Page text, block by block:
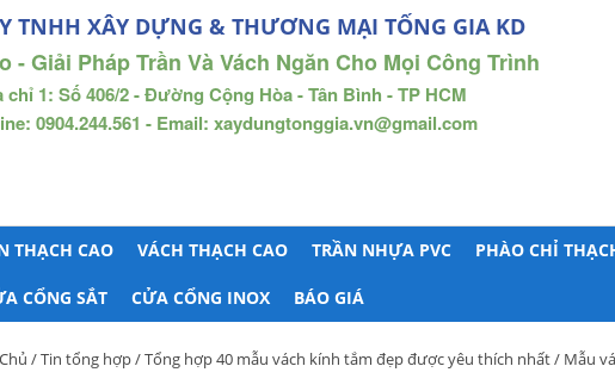
TNHH XÂY DỰNG & THƯƠNG MẠI TỐNG GIA KD
- Giải Pháp Trần Và Vách Ngăn Cho Mọi Công Trình
chỉ 1: Số 406/2 - Đường Cộng Hòa - Tân Bình - TP HCM
0904.244.561 - Email: xaydungtonggia.vn@gmail.com
THẠCH CAO VÁCH THẠCH CAO TRẦN NHỰA PVC PHÀO CHỈ
CỔNG SẮT CỬA CỔNG INOX BÁO GIÁ
/Tin tổng hợp/Tổng hợp 40 mẫu vách kính tắm đẹp được yêu thích nhất/ Mẫu